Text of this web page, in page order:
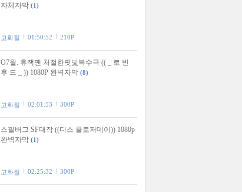
자체자막 (1)
고화질 01:50:52 210P
O7월. 휴잭맨 처절한핏빛복수극 (( _ 로 빈
후 드 _ )) 1080P 완벽자막 (8)
고화질 02:01:53 300P
스필버그 SF대작 ((디스 클로저데이)) 1080p
완벽자막 (1)
고화질 02:25:32 300P